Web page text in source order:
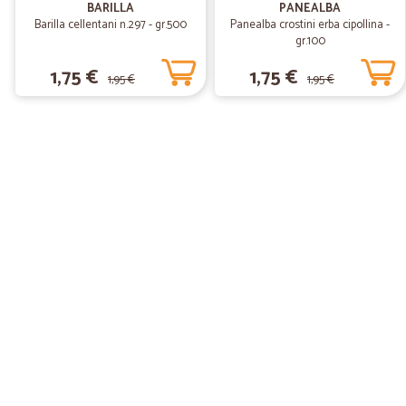
BARILLA
Barilla cellentani n.297 - gr.500
1,75 € 1,95 €
PANEALBA
Panealba crostini erba cipollina -
gr.100
1,75 € 1,95 €